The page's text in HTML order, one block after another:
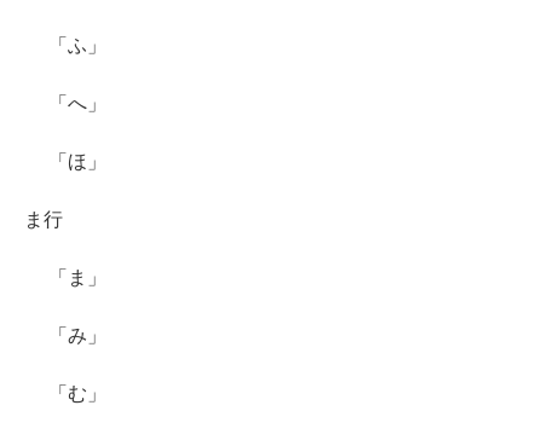
「ふ」
「へ」
「ほ」
ま行
「ま」
「み」
「む」